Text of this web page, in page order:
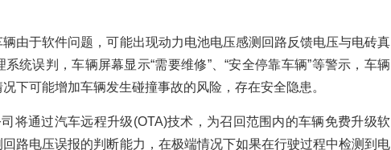
于软件问题，可能出现动力电池电压感测回路反馈电压与电砖真
统误判，车辆屏幕显示“需要维修”、“安全停靠车辆”等警示，车辆
下可能增加车辆发生碰撞事故的风险，存在安全隐患。
通过汽车远程升级(OTA)技术，为召回范围内的车辆免费升级软
路电压误报的判断能力，在极端情况下如果在行驶过程中检测到电